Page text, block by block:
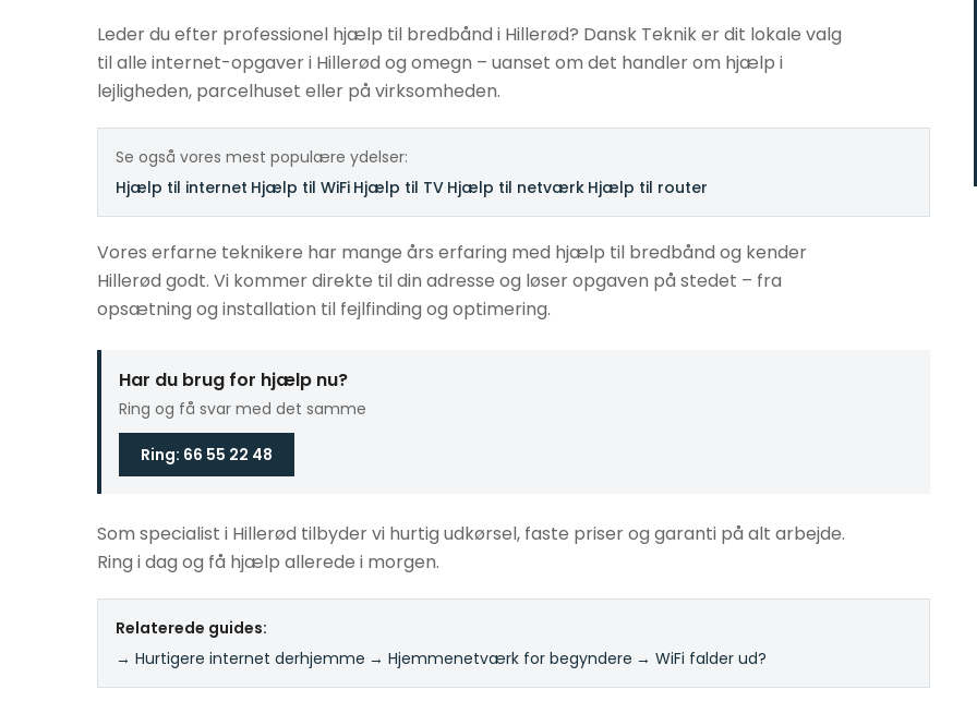
Leder du efter professionel hjælp til bredbånd i Hillerød? Dansk Teknik er dit lokale valg
til alle internet-opgaver i Hillerød og omegn – uanset om det handler om hjælp i
lejligheden, parcelhuset eller på virksomheden.
Se også vores mest populære ydelser:
Hjælp til internet Hjælp til WiFi Hjælp til TV Hjælp til netværk Hjælp til router
Vores erfarne teknikere har mange års erfaring med hjælp til bredbånd og kender
Hillerød godt. Vi kommer direkte til din adresse og løser opgaven på stedet – fra
opsætning og installation til fejlfinding og optimering.
Har du brug for hjælp nu?
Ring og få svar med det samme
Ring: 66 55 22 48
Som specialist i Hillerød tilbyder vi hurtig udkørsel, faste priser og garanti på alt arbejde.
Ring i dag og få hjælp allerede i morgen.
Relaterede guides:
→ Hurtigere internet derhjemme → Hjemmenetværk for begyndere → WiFi falder ud?